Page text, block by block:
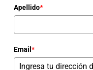
Apellido*
Email *